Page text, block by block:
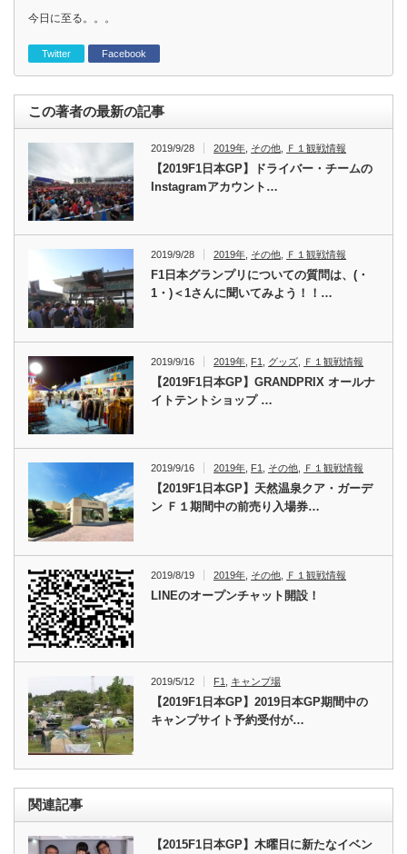
今日に至る。。。
Twitter Facebook
この著者の最新の記事
2019/9/28 2019年 その他 Ｆ１観戦情報
【2019F1日本GP】ドライバー・チームの
Instagramアカウント…
2019/9/28 2019年, その他, Ｆ１観戦情報
F1日本グランプリについての質問は、(・
1・)＜1さんに聞いてみよう！！…
2019/9/16 2019年 F1 グッズ Ｆ１観戦情報
【2019F1日本GP】GRANDPRIX オールナ
イトテントショップ …
2019/9/16 2019年 F1 その他 Ｆ１観戦情報
【2019F1日本GP】天然温泉クア・ガーデ
ン Ｆ１期間中の前売り入場券…
2019/8/19 2019年 その他 Ｆ１観戦情報
LINEのオープンチャット開設！
2019/5/12 F1 キャンプ場
【2019F1日本GP】2019日本GP期間中の
キャンプサイト予約受付が…
関連記事
【2015F1日本GP】木曜日に新たなイベン